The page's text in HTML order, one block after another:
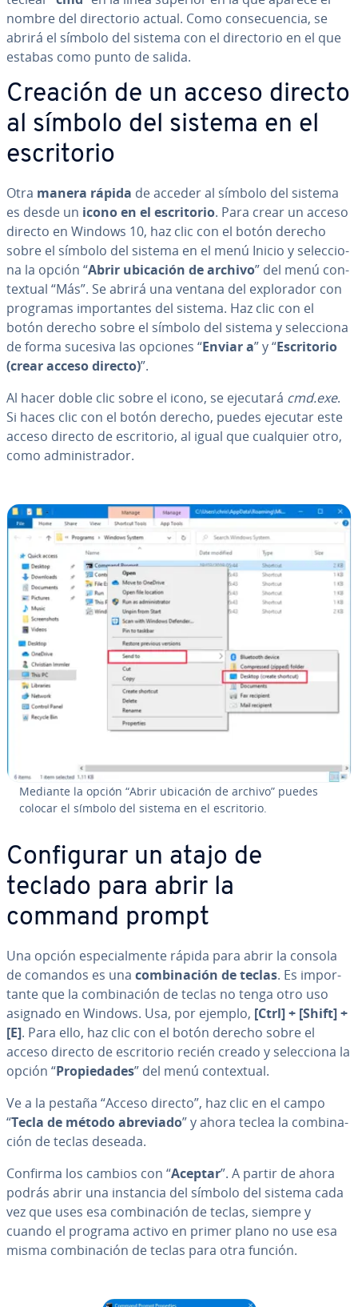
nombre del di­re­c­to­rio actual. Como co­n­se­cue­n­cia, se
abrirá el símbolo del sistema con el di­re­c­to­rio en el que
estabas como punto de salida.
Creación de un acceso directo
al símbolo del sistema en el
es­cri­to­rio
Otra manera rápida de acceder al símbolo del sistema
es desde un icono en el es­cri­to­rio. Para crear un acceso
directo en Windows 10, haz clic con el botón derecho
sobre el símbolo del sistema en el menú Inicio y se­le­c­cio­
na la opción “Abrir ubicación de archivo” del menú co­n­
te­x­tual “Más”. Se abrirá una ventana del ex­plo­ra­dor con
programas im­po­r­ta­n­tes del sistema. Haz clic con el
botón derecho sobre el símbolo del sistema y se­le­c­cio­na
de forma sucesiva las opciones “Enviar a” y “Es­cri­to­rio
(crear acceso directo)”.
Al hacer doble clic sobre el icono, se ejecutará cmd.exe.
Si haces clic con el botón derecho, puedes ejecutar este
acceso directo de es­cri­to­rio, al igual que cualquier otro,
como ad­mi­ni­s­tra­dor.
Mediante la opción “Abrir ubicación de archivo” puedes
colocar el símbolo del sistema en el es­cri­to­rio.
Co­n­fi­gu­rar un atajo de
teclado para abrir la
command prompt
Una opción es­pe­cia­l­me­n­te rápida para abrir la consola
de comandos es una co­m­bi­na­ción de teclas. Es im­po­r­
ta­n­te que la co­m­bi­na­ción de teclas no tenga otro uso
asignado en Windows. Usa, por ejemplo, [Ctrl] + [Shift] +
[E]. Para ello, haz clic con el botón derecho sobre el
acceso directo de es­cri­to­rio recién creado y se­le­c­cio­na la
opción “Pro­pie­da­des” del menú co­n­te­x­tual.
Ve a la pestaña “Acceso directo”, haz clic en el campo
“Tecla de método abreviado” y ahora teclea la co­m­bi­na­
ción de teclas deseada.
Confirma los cambios con “Aceptar”. A partir de ahora
podrás abrir una instancia del símbolo del sistema cada
vez que uses esa co­m­bi­na­ción de teclas, siempre y
cuando el programa activo en primer plano no use esa
misma co­m­bi­na­ción de teclas para otra función.